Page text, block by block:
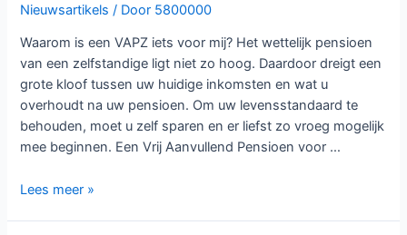
Nieuwsartikels / Door 5800000
Waarom is een VAPZ iets voor mij? Het wettelijk pensioen
van een zelfstandige ligt niet zo hoog. Daardoor dreigt een
grote kloof tussen uw huidige inkomsten en wat u
overhoudt na uw pensioen. Om uw levensstandaard te
behouden, moet u zelf sparen en er liefst zo vroeg mogelijk
mee beginnen. Een Vrij Aanvullend Pensioen voor …
Vrij
Lees meer »